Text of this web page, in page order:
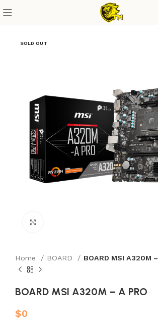
SOLD OUT
Home BOARD BOARD MSI A320M
BOARD MSI A320M – A PRO
$0